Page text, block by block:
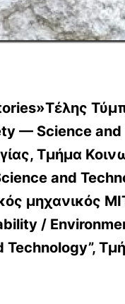
— Science and
Τμήμα
and
μηχανικός
/